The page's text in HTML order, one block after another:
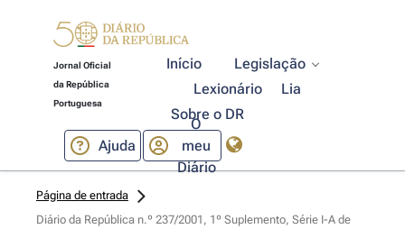
Jornal Oficial
da República
Portuguesa
Início
Legislação
Lexionário
Lia
Sobre o DR
Ajuda
O
meu
Diário
Página de entrada
Diário da República n.º 237/2001, 1º Suplemento, Série I-A de